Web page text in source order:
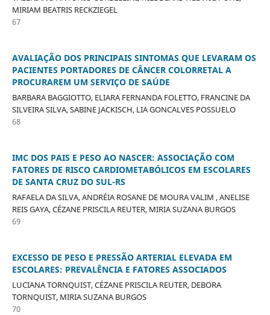
MIRIAM BEATRIS RECKZIEGEL
67
AVALIAÇÃO DOS PRINCIPAIS SINTOMAS QUE LEVARAM OS
PACIENTES PORTADORES DE CÂNCER COLORRETAL A
PROCURAREM UM SERVIÇO DE SAÚDE
BARBARA BAGGIOTTO, ELIARA FERNANDA FOLETTO, FRANCINE DA
SILVEIRA SILVA, SABINE JACKISCH, LIA GONCALVES POSSUELO
68
IMC DOS PAIS E PESO AO NASCER: ASSOCIAÇÃO COM
FATORES DE RISCO CARDIOMETABÓLICOS EM ESCOLARES
DE SANTA CRUZ DO SUL-RS
RAFAELA DA SILVA, ANDRÉIA ROSANE DE MOURA VALIM , ANELISE
REIS GAYA, CÉZANE PRISCILA REUTER, MIRIA SUZANA BURGOS
69
EXCESSO DE PESO E PRESSÃO ARTERIAL ELEVADA EM
ESCOLARES: PREVALÊNCIA E FATORES ASSOCIADOS
LUCIANA TORNQUIST, CÉZANE PRISCILA REUTER, DEBORA
TORNQUIST, MIRIA SUZANA BURGOS
70